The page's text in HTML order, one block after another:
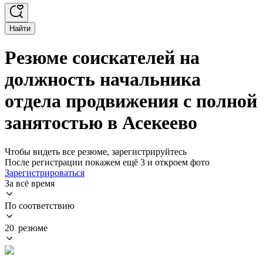
Найти
Резюме соискателей на
должность начальника
отдела продвижения с полной
занятостью в Асекеево
Чтобы видеть все резюме, зарегистрируйтесь
После регистрации покажем ещё 3 и откроем фото
Зарегистрироваться
За всё время
По соответствию
20 резюме